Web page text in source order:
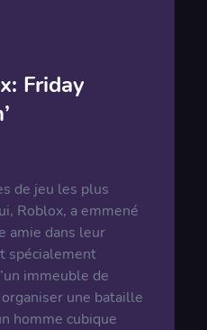
Friday
de jeu les plus
Roblox, a emmené
amie dans leur
spécialement
immeuble de
une bataille
homme cubique